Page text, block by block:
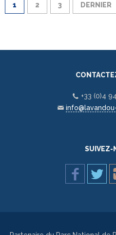
1 2 3 DERNIER
+33 (0)4
SUIVEZ-